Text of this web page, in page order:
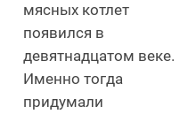
мясных котлет
появился в
девятнадцатом веке.
Именно тогда
придумали